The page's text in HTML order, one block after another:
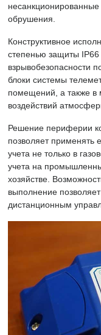
обрушения.
Конструктивное
степенью защиты
взрывобезопасности
блоки системы
помещений, а также
воздействий
Решение периферии
позволяет применять
учета не только в
учета на
хозяйстве.
выполнение
дистанционным